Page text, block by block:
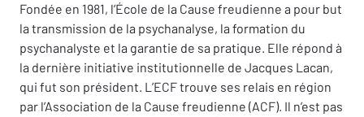
Fondée en 1981, l’École de la Cause freudienne a pour but
la transmission de la psychanalyse, la formation du
psychanalyste et la garantie de sa pratique. Elle répond à
la dernière initiative institutionnelle de Jacques Lacan,
qui fut son président. L’ECF trouve ses relais en région
par l’Association de la Cause freudienne (ACF). Il n’est pas